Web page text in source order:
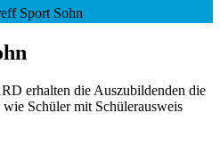
Sport Sohn
erhalten die Auszubildenden die
Schüler mit Schülerausweis